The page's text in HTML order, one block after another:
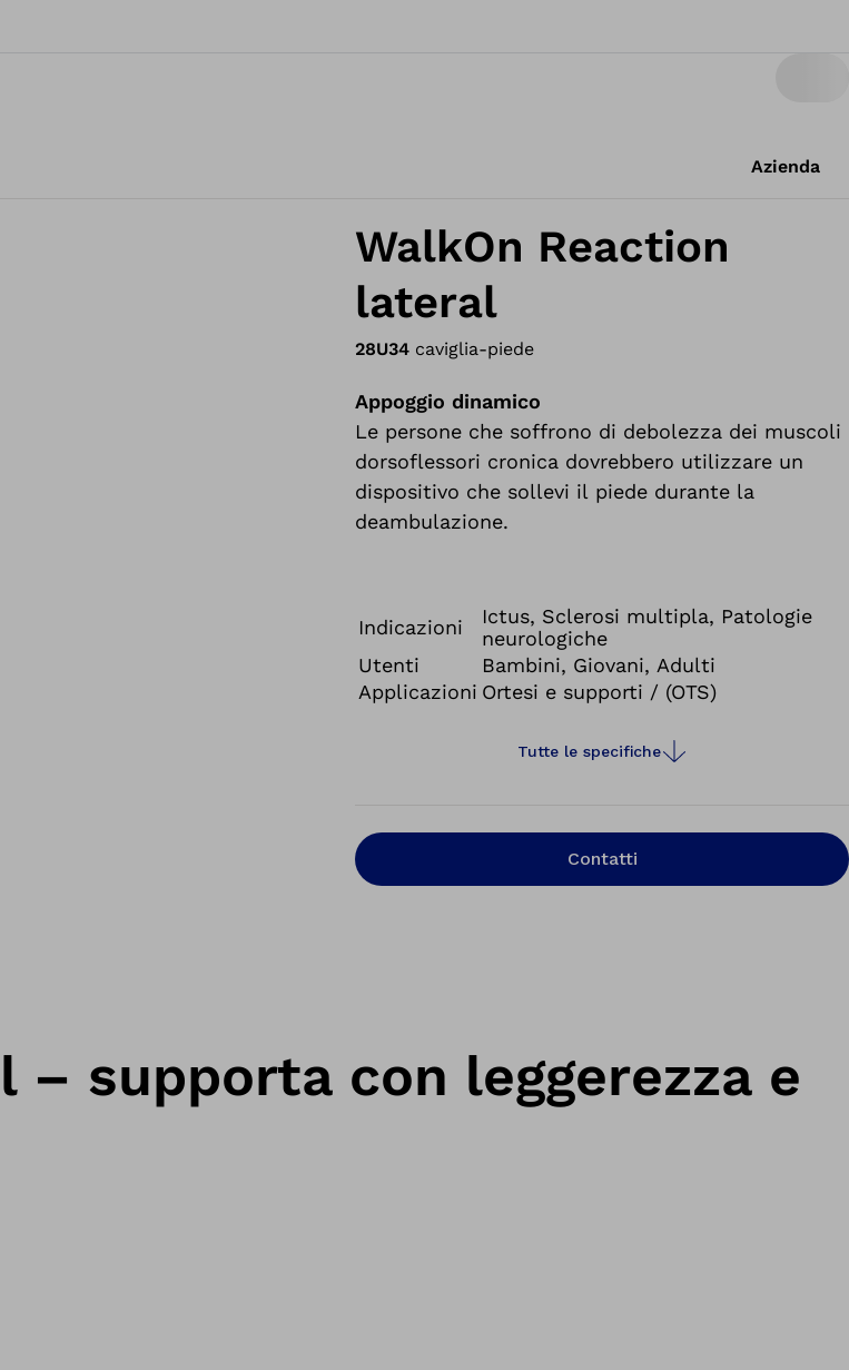
Azienda
WalkOn Reaction
lateral
28U34 caviglia-piede
Appoggio dinamico
Le persone che soffrono di debolezza dei muscoli
dorsoflessori cronica dovrebbero utilizzare un
dispositivo che sollevi il piede durante la
deambulazione.
Indicazioni
Ictus, Sclerosi multipla, Patologie
neurologiche
Utenti
Bambini, Giovani, Adulti
Applicazioni Ortesi e supporti / (OTS)
Tutte le specifiche
Contatti
– supporta con leggerezza e